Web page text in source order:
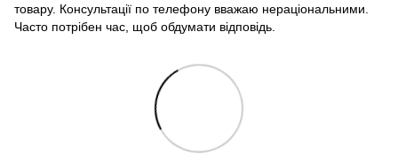
товару. Консультації по телефону вважаю нераціональними.
Часто потрібен час, щоб обдумати відповідь.